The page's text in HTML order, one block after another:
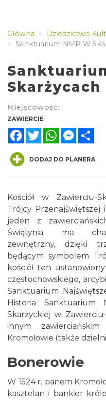
Główna
Dziedzictwo
Sanktuarium NMP W
Skarżycach
Miejscowość:
ZAWIERCIE
FacebookTwitterWhatsApp
DODAJ DO PLANERA
Kościół w Zawierciu-
Trójcy Przenajświętszej
jeden z
Świątynia ma
zewnętrzny, dzięki
będącym symbolem
kościół ten
częstochowskiego,
Sanktuarium
Historia Sanktuarium
Skarżyckiej w
innym
Kromołowie (także
Bonerowie
W 1524 r. panem
kasztelan i bankier